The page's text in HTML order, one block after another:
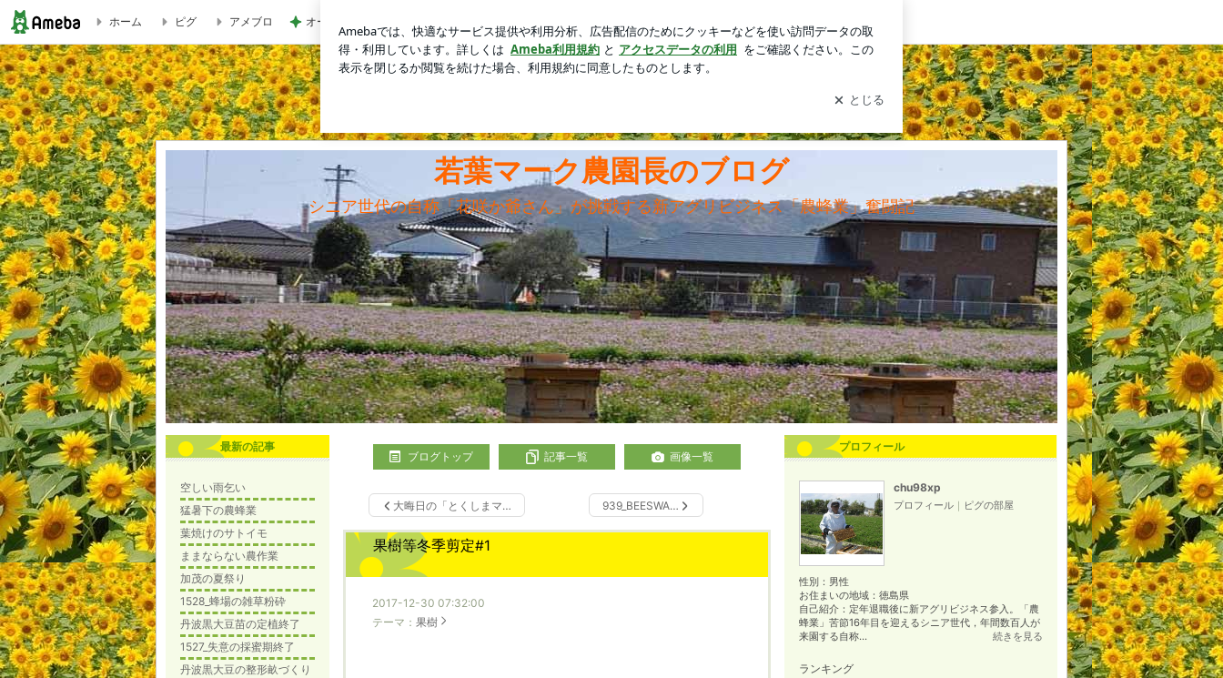
果樹等冬季剪定#1 | 若葉マーク農園長のブログ
ホーム ピグ アメブロ オープンサンドがマジでおいしいパン 新規登録 ログイン
若葉マーク農園長のブログ
シニア世代の自称「花咲か爺さん」が挑戦する新アグリビジネス「農蜂業」奮闘記
ブログトップ 記事一覧 画像一覧
大晦日の「とくしまマ… 939_BEESWA…
果樹等冬季剪定#1
2017-12-30 07:32:00
テーマ： 果樹
プロフィール
chu98xp
プロフィール ｜ ピグの部屋
性別： 男性
お住まいの地域： 徳島県
自己紹介：定年退職後に新アグリビジネス参入。「農
蜂業」苦節16年目を迎えるシニア世代，年間数百人が
来園する自称...
続きを見る
ランキング
最新の記事
空しい雨乞い
猛暑下の農蜂業
葉焼けのサトイモ
ままならない農作業
加茂の夏祭り
1528_蜂場の雑草粉砕
丹波黒大豆苗の定植終了
1527_失意の採蜜期終了
丹波黒大豆の整形畝づくり